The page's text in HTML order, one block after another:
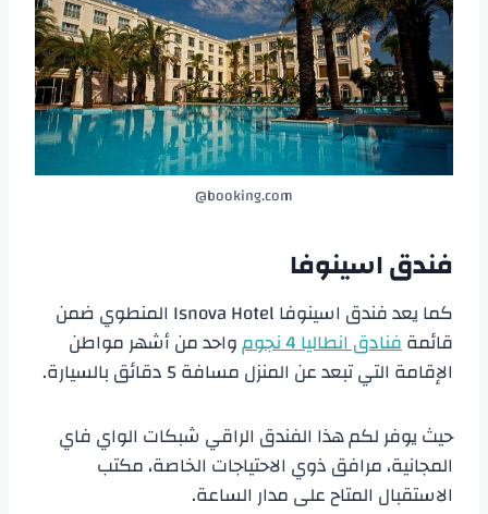
booking.com@
فندق اسينوفا
كما يعد فندق اسينوفا Isnova Hotel المنطوي ضمن
قائمةفنادق انطاليا 4 نجوم
واحد من أشهر مواطن
الإقامة التي تبعد عن المنزل مسافة 5 دقائق بالسيارة.
حيث يوفر لكم هذا الفندق الراقي شبكات الواي فاي
المجانية، مرافق ذوي الاحتياجات الخاصة، مكتب
الاستقبال المتاح على مدار الساعة.